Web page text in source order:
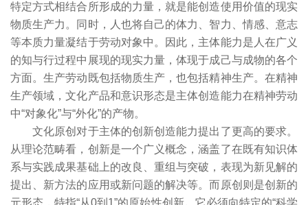
特定方式相结合所形成的力量，就是能创造使用价值的现实
物质生产力。同时，人也将自己的体力、智力、情感、意志
等本质力量凝结于劳动对象中。因此，主体能力是人在广义
的知与行过程中展现的现实力量，体现于成己与成物的各个
方面。生产劳动既包括物质生产，也包括精神生产。在精神
生产领域，文化产品和意识形态是主体创造能力在精神劳动
中“对象化”与“外化”的产物。
文化原创对于主体的创新创造能力提出了更高的要求。
从理论范畴看，创新是一个广义概念，涵盖了在既有知识体
系与实践成果基础上的改良、重组与突破，表现为新见解的
提出、新方法的应用或新问题的解决等。而原创则是创新的
元形态，特指“从0到1”的原始性创新。它必须向特定的“科学